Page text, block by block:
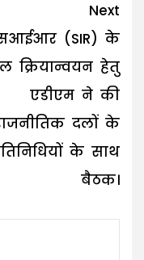
Next
(SIR) के
क्रियान्वयन हेतु
एडीएम ने की
दलों के
के साथ
बैठक।